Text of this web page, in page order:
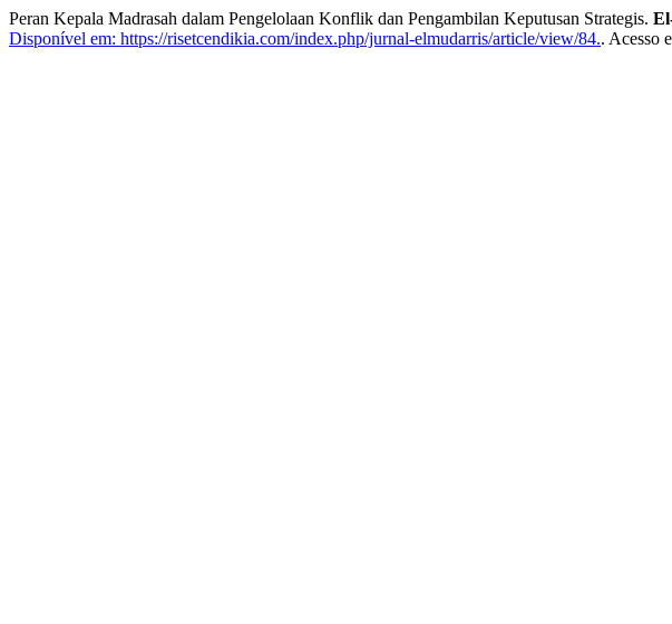
Peran Kepala Madrasah dalam Pengelolaan Konflik dan Pengambilan Keputusan Strategis.
Disponível em: https://risetcendikia.com/index.php/jurnal-elmudarris/article/view/84.. Acesso